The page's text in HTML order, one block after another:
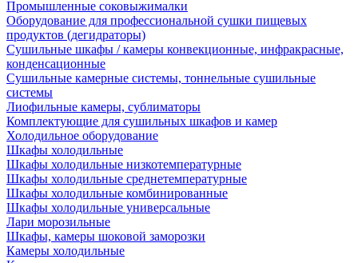
Промышленные соковыжималки
Оборудование для профессиональной сушки пищевых
продуктов (дегидраторы)
Сушильные шкафы / камеры конвекционные, инфракрасные,
конденсационные
Сушильные камерные системы, тоннельные сушильные
системы
Лиофильные камеры, сублиматоры
Комплектующие для сушильных шкафов и камер
Холодильное оборудование
Шкафы холодильные
Шкафы холодильные низкотемпературные
Шкафы холодильные среднетемпературные
Шкафы холодильные комбинированные
Шкафы холодильные универсальные
Лари морозильные
Шкафы, камеры шоковой заморозки
Камеры холодильные